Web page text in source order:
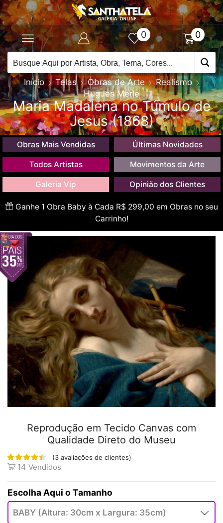
0 0
Início Telas Obras de Arte
Realismo
Hugues Merle
Maria Madalena no Túmulo de
Jesus (1868)
Obras Mais Vendidas Últimas Novidades
Todos Artistas Movimentos da Arte
Galeria Vip Opinião dos Clientes
Ganhe 1 Obra Baby à Cada R$ 299,00 em Obras no seu
Carrinho!
Reprodução em Tecido Canvas com
Qualidade Direto do Museu
(3 avaliações de clientes)
14 Vendidos
Tamanho